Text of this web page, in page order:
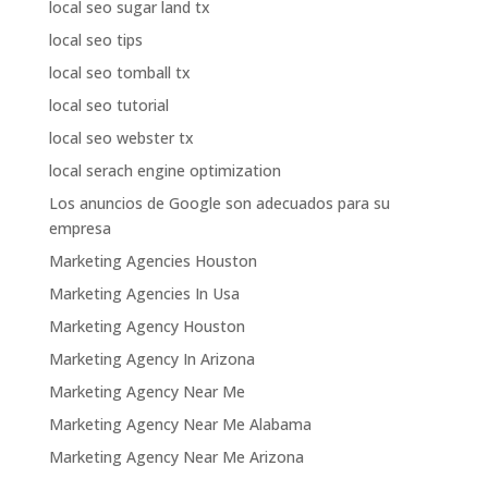
local seo sugar land tx
local seo tips
local seo tomball tx
local seo tutorial
local seo webster tx
local serach engine optimization
Los anuncios de Google son adecuados para su
empresa
Marketing Agencies Houston
Marketing Agencies In Usa
Marketing Agency Houston
Marketing Agency In Arizona
Marketing Agency Near Me
Marketing Agency Near Me Alabama
Marketing Agency Near Me Arizona